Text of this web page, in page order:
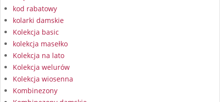
kod rabatowy
kolarki damskie
Kolekcja basic
kolekcja masełko
Kolekcja na lato
Kolekcja welurów
Kolekcja wiosenna
Kombinezony